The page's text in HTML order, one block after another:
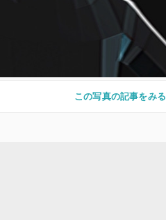
この写真の記事をみる